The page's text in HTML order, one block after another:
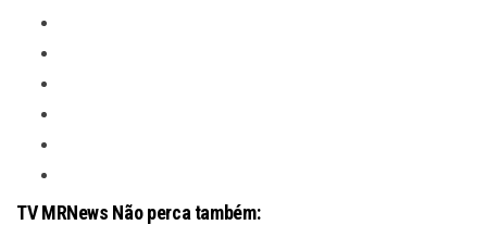
TV MRNews Não perca também: